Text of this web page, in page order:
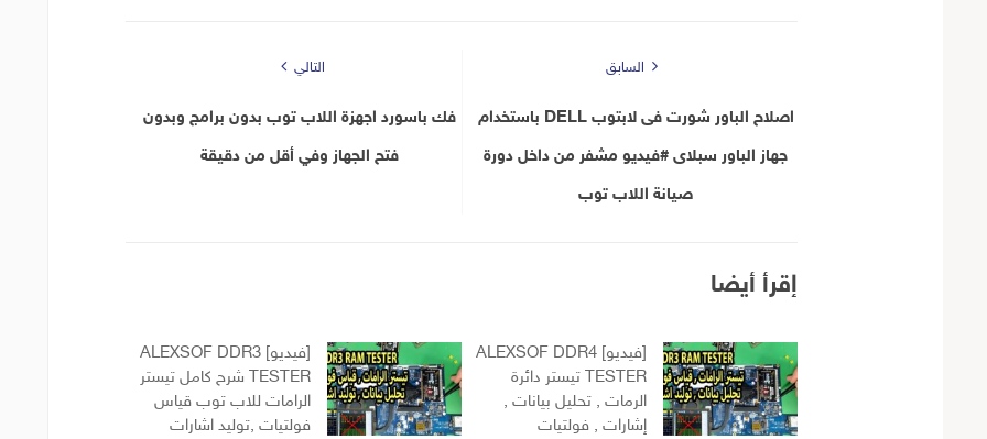
السابق
اصلاح الباور شورت فى لابتوب DELL باستخدام
جهاز الباور سبلاى #فيديو مشفر من داخل دورة
صيانة اللاب توب
التالي
فك باسورد اجهزة اللاب توب بدون برامج وبدون
فتح الجهاز وفي أقل من دقيقة
إقرأ أيضا
[فيديو] ALEXSOF DDR4
TESTER تيستر دائرة
الرمات , تحليل بيانات ,
إشارات , فولتيات
[فيديو] ALEXSOF DDR3
TESTER شرح كامل تيستر
الرامات للاب توب قياس
فولتيات ,توليد اشارات